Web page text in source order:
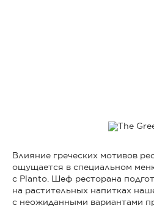
Влияние греческих мотивов
ощущается в специальном
с Planto. Шеф ресторана
на растительных напитках
с неожиданными вариантами